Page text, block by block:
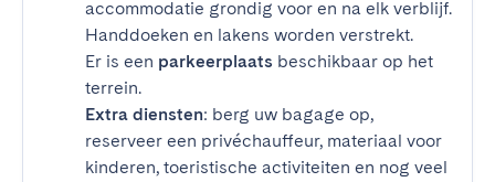
accommodatie grondig voor en na elk verblijf.
Handdoeken en lakens worden verstrekt.
Er is een parkeerplaats beschikbaar op het
terrein.
Extra diensten: berg uw bagage op,
reserveer een privéchauffeur, materiaal voor
kinderen, toeristische activiteiten en nog veel